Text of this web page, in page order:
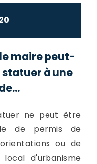
maire peut-
statuer à une
ne peut être
de permis de
ou de
d'urbanisme